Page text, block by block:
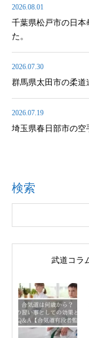
2026.08.01
千葉県松戸市の日本
た。
2026.07.30
群馬県太田市の柔道
2026.07.19
埼玉県春日部市の空
検索
武道コラ